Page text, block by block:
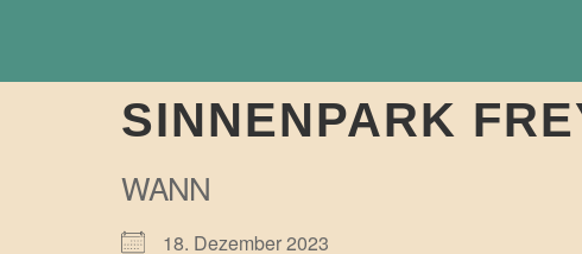
SINNENPARK
WANN
18. Dezember 2023